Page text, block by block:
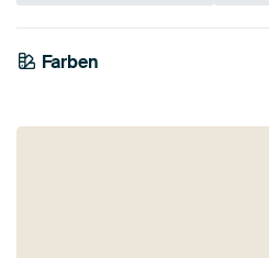
Farben
Taupe
Orange
Anthrazit